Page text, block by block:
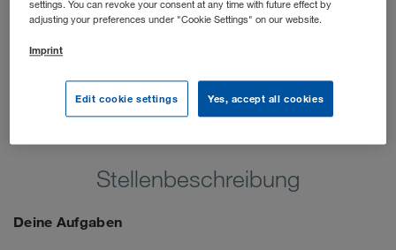
Stellenbeschreibung
Deine Aufgaben
settings. You can revoke your consent at any time with future effect by
adjusting your preferences under "Cookie Settings" on our website.
Imprint
Edit cookie settings Yes, accept all cookies